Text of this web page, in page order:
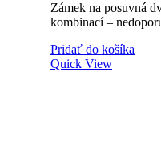
Zámek na posuvná
kombinací –
Pridať do košíka
Quick View